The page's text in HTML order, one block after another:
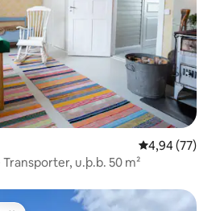
4,94 af 5 í
4,94 (77)
u.þ.b. 50 m²